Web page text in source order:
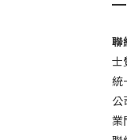
聯
士
統
公
業